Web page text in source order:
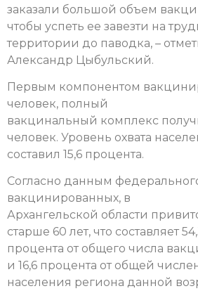
заказали большой объем
чтобы успеть ее завезти на
территории до паводка, –
Александр Цыбульский.
Первым компонентом
человек, полный
вакцинальный комплекс
человек. Уровень охвата
составил 15,6 процента.
Согласно данным
вакцинированных, в
Архангельской области
старше 60 лет, что составляет
процента от общего числа
и 16,6 процента от общей
населения региона данной